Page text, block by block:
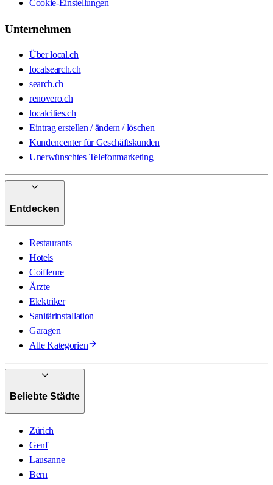
Cookie-Einstellungen
Unternehmen
Über local.ch
localsearch.ch
search.ch
renovero.ch
localcities.ch
Eintrag erstellen / ändern / löschen
Kundencenter für Geschäftskunden
Unerwünschtes Telefonmarketing
Entdecken
Restaurants
Hotels
Coiffeure
Ärzte
Elektriker
Sanitärinstallation
Garagen
Alle Kategorien
Beliebte Städte
Zürich
Genf
Lausanne
Bern